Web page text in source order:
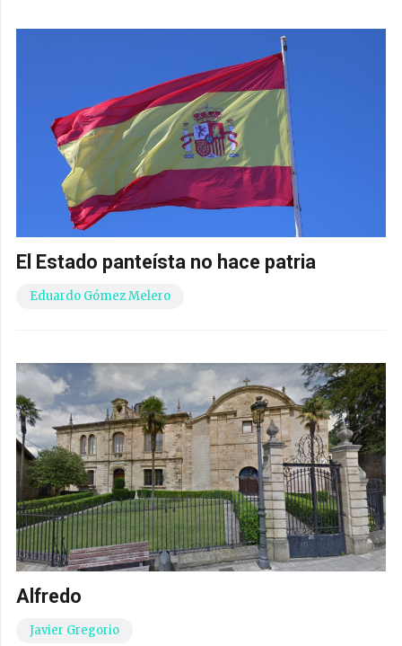
El Estado panteísta no hace patria
Eduardo Gómez Melero
Alfredo
Javier Gregorio